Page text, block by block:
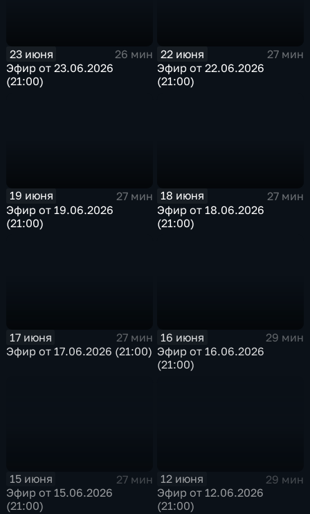
23 июня
26 мин
Эфир от 23.06.2026
(21:00)
22 июня
27 мин
Эфир от 22.06.2026
(21:00)
19 июня
27 мин
Эфир от 19.06.2026
(21:00)
18 июня
27 мин
Эфир от 18.06.2026
(21:00)
17 июня
27 мин
Эфир от 17.06.2026 (21:00)
16 июня
29 мин
Эфир от 16.06.2026
(21:00)
15 июня
27 мин
Эфир от 15.06.2026
(21:00)
12 июня
29 мин
Эфир от 12.06.2026
(21:00)